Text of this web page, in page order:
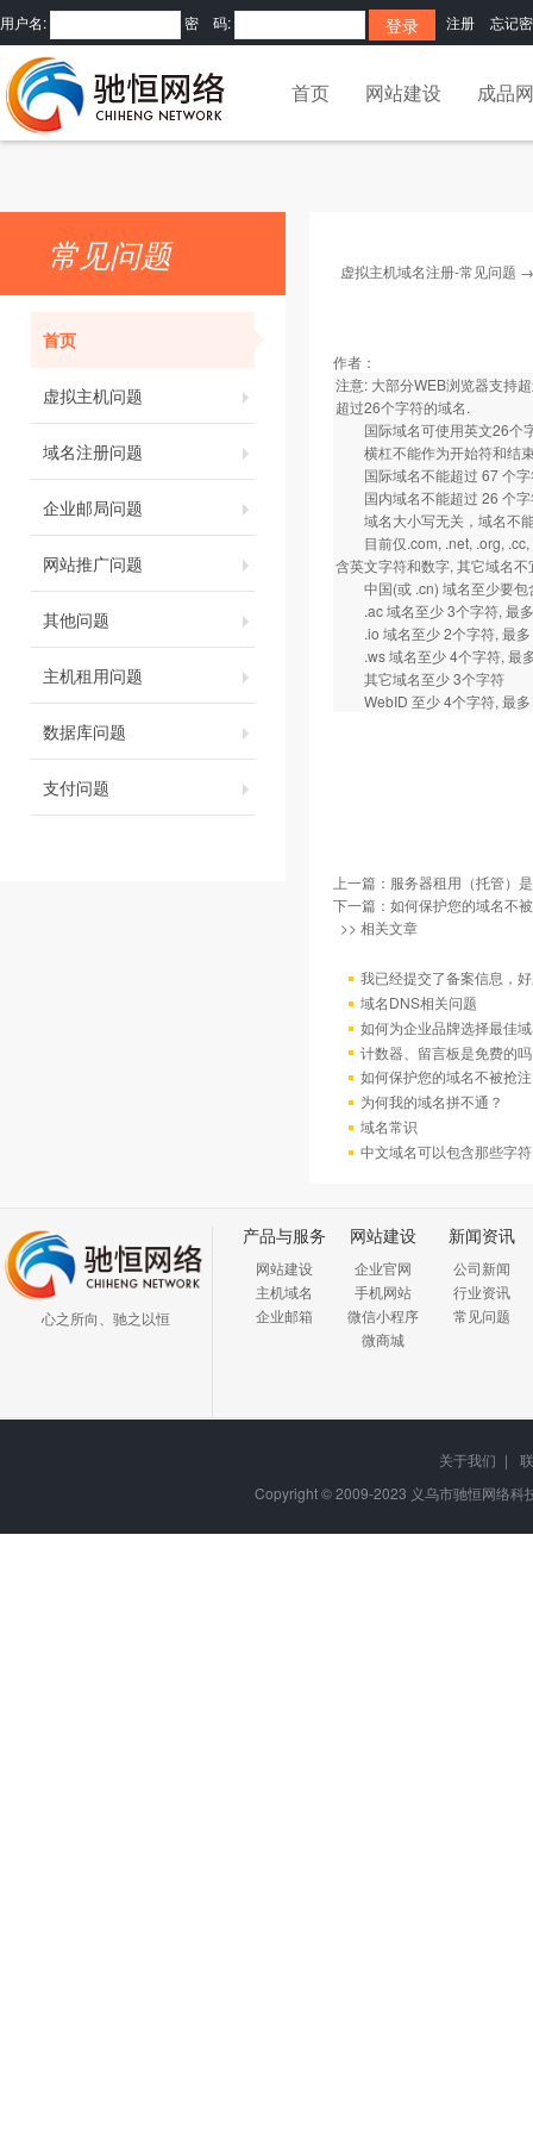
用户名: 密 码: 注册 忘记
首页 网站建设 成品
常见问题
首页
虚拟主机问题
域名注册问题
企业邮局问题
网站推广问题
其他问题
主机租用问题
数据库问题
支付问题
虚拟主机域名注册-常见问题
作者：
注意: 大部分WEB浏览器支持
超过26个字符的域名.
国际域名可使用英文26个
横杠不能作为开始符和结
国际域名不能超过 67 个字
国内域名不能超过 26 个字
域名大小写无关，域名不
目前仅.com, .net, .org, .cc, .
含英文字符和数字, 其它域名
中国(或 .cn) 域名至少要包
.ac 域名至少 3个字符, 最
.io 域名至少 2个字符, 最多
.ws 域名至少 4个字符, 最
其它域名至少 3个字符
WebID 至少 4个字符, 最多
上一篇： 服务器租用（托管）
下一篇： 如何保护您的域名不
>> 相关文章
我已经提交了备案信息，
域名DNS相关问题
如何为企业品牌选择最佳
计数器、留言板是免费的
如何保护您的域名不被抢注
为何我的域名拼不通？
域名常识
中文域名可以包含那些字
心之所向、驰之以恒
产品与服务
网站建设
主机域名
企业邮箱
网站建设
企业官网
手机网站
微信小程序
微商城
新闻资讯
公司新闻
行业资讯
常见问题
关于我们 |
Copyright © 2009-2023 义乌市驰恒网络科